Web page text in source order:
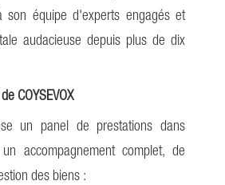
son équipe d'experts engagés et
audacieuse depuis plus de dix
COYSEVOX
un panel de prestations dans
accompagnement complet, de
des biens :